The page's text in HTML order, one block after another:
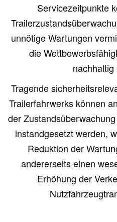
Servicezeitpunkte
unnötige Wartungen
die
nachhaltig
Tragende
Trailerfahrwerks können
der
instandgesetzt werden,
Reduktion der
andererseits einen
Erhöhung der